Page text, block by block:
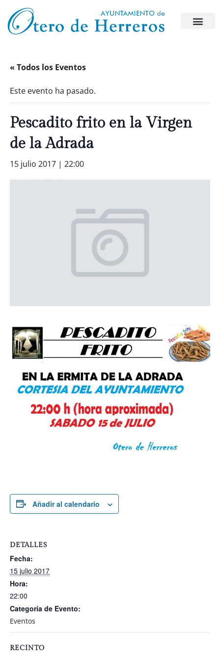
« Todos los Eventos
Este evento ha pasado.
Pescadito frito en la Virgen
de la Adrada
15 julio 2017 | 22:00
Añadir al calendario
DETALLES
Fecha:
15 julio 2017
Hora:
22:00
Categoría de Evento:
Eventos
RECINTO